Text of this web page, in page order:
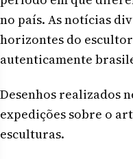
no país. As notícias
horizontes do
autenticamente
Desenhos realizados
expedições sobre o
esculturas.